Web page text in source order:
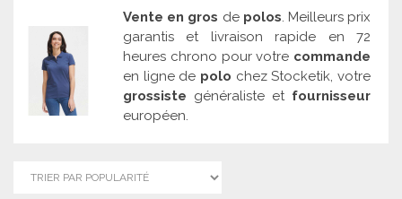
Vente en gros de polos. Meilleurs prix
garantis et livraison rapide en 72
heures chrono pour votre commande
en ligne de polo chez Stocketik, votre
grossiste généraliste et fournisseur
européen.